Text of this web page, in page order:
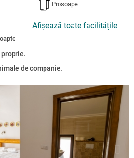
Prosoape
Afișează toate facilitățile
proprie.
de companie.